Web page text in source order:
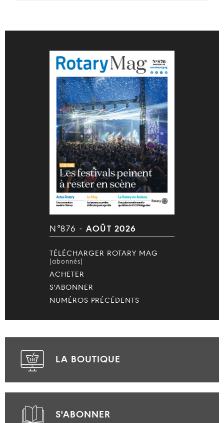
N°876 - AOÛT 2026
TÉLÉCHARGER ROTARY MAG
(abonnés)
ACHETER
S'ABONNER
NUMÉROS PRÉCÉDENTS
LA BOUTIQUE
S'ABONNER